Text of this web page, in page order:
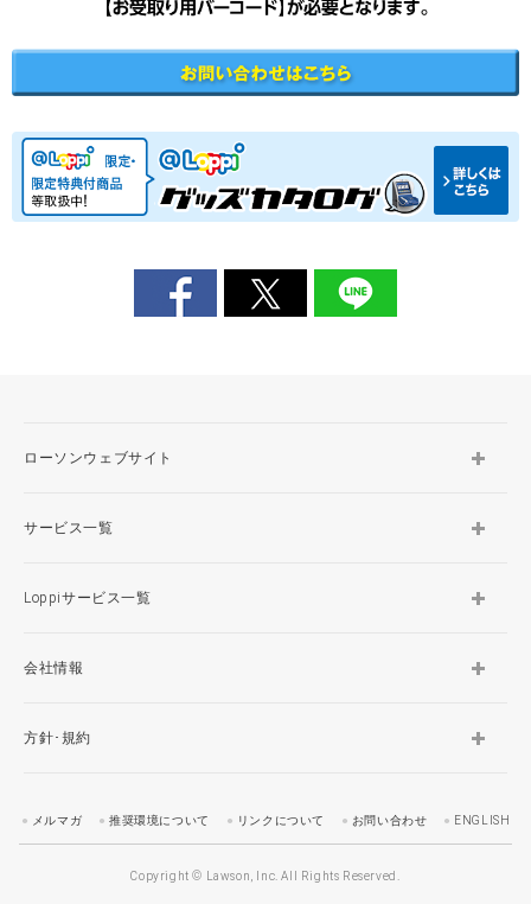
ローソンウェブサイト
サービス一覧
Loppiサービス一覧
会社情報
方針･規約
メルマガ 推奨環境について リンクについて お問い合わせ ENGLISH
Copyright © Lawson, Inc. All Rights Reserved.